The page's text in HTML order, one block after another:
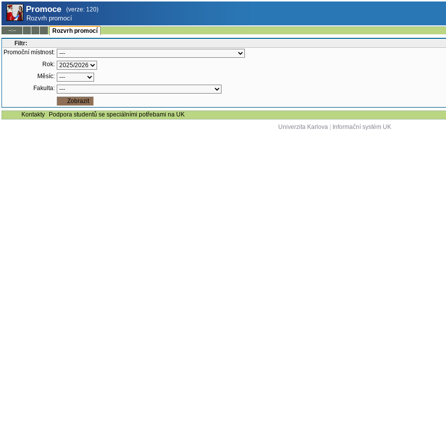
Promoce (verze: 120)
Rozvrh promocí
--:--
Rozvrh promocí
Filtr:
Promoční místnost:
Rok:
Měsíc:
Fakulta:
Kontakty
Podpora studentů se speciálními potřebami na UK
Univerzita Karlova| Informační systém UK